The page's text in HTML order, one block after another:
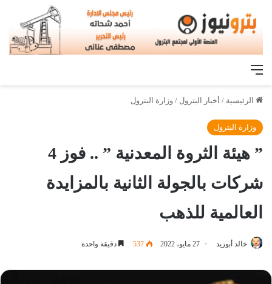
القائمة
الرئيسية / أخبار البترول / وزارة البترول
وزارة البترول
” هيئة الثروة المعدنية ” .. فوز 4
شركات بالجولة الثانية بالمزايدة
العالمية للذهب
خالد أبوزيد 27 مايو، 2022 537 دقيقة واحدة